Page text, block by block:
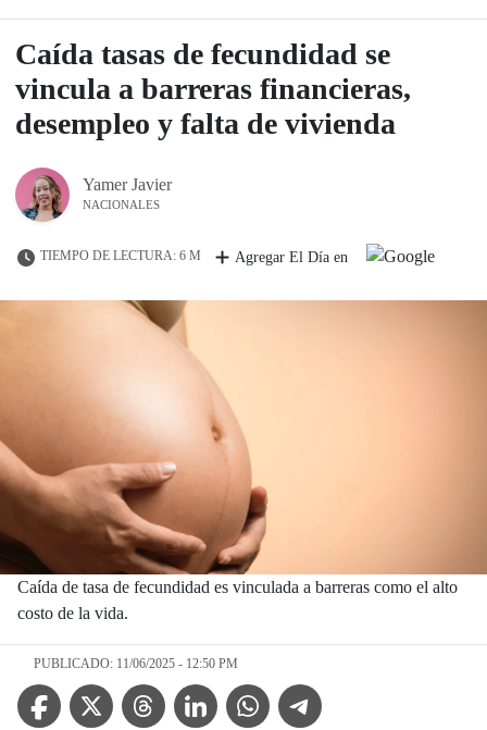
Caída tasas de fecundidad se
vincula a barreras financieras,
desempleo y falta de vivienda
Yamer Javier
NACIONALES
TIEMPO DE LECTURA: 6 M Agregar El Día en
Caída de tasa de fecundidad es vinculada a barreras como el alto
costo de la vida.
PUBLICADO: 11/06/2025 - 12:50 PM
Facebook IconTwitter IconThreads IconLinkedin IconWhatsApp IconTelegram Icon